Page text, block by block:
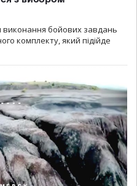
виконання бойових завдань
комплекту, який підійде